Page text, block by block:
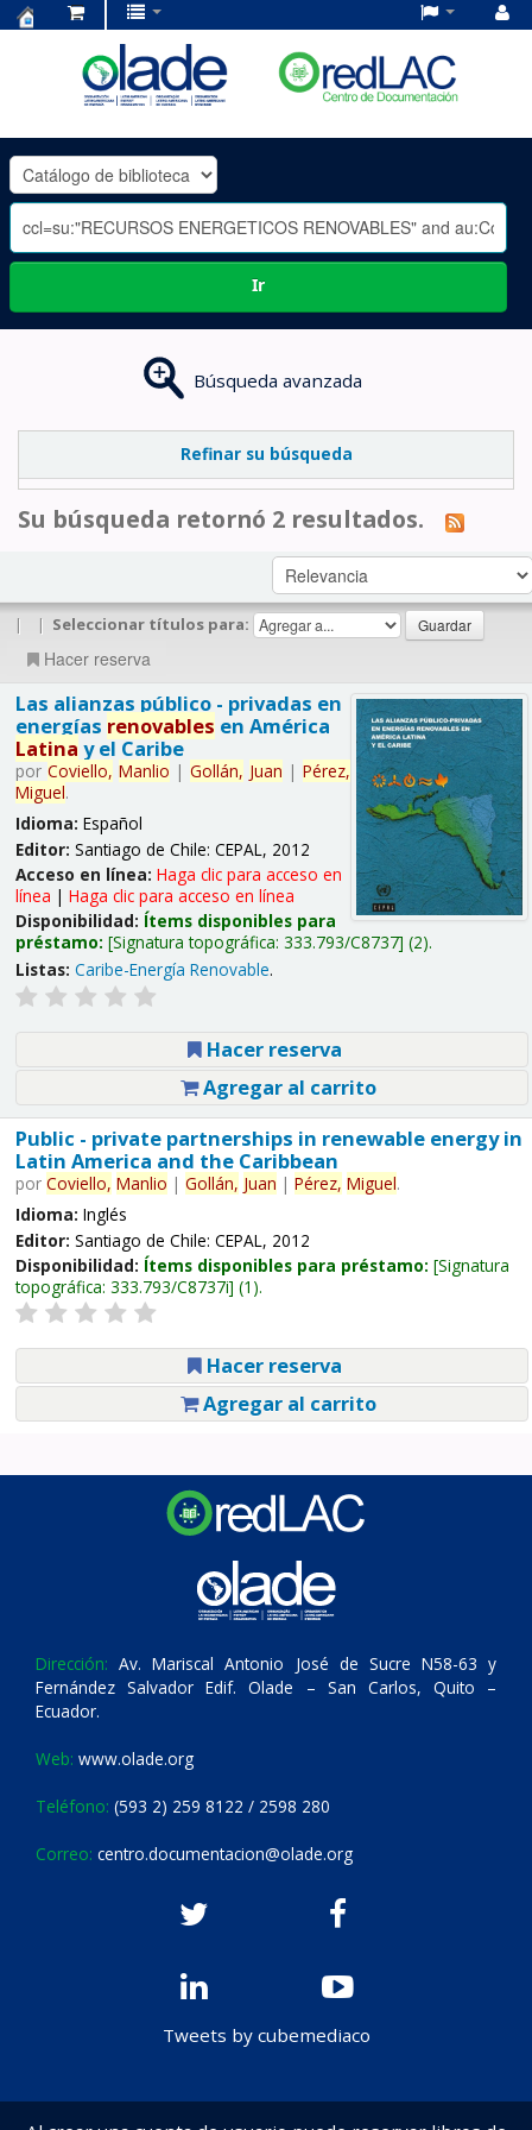
OLADE
-
Ir
Búsqueda avanzada
Refinar su búsqueda
Su búsqueda retornó 2 resultados.
| | Seleccionar títulos para:
Hacer reserva
Las alianzas público - privadas en
energías renovables en América
Latina y el Caribe
por Coviello, Manlio | Gollán, Juan | Pérez,
Miguel.
Idioma: Español
Editor: Santiago de Chile: CEPAL, 2012
Acceso en línea: Haga clic para acceso en
línea | Haga clic para acceso en línea
Disponibilidad: Ítems disponibles para
préstamo: Signatura topográfica: 333.793/C8737 (2).
Listas: Caribe-Energía Renovable.
Hacer reserva
Agregar al carrito
Public - private partnerships in renewable energy in
Latin America and the Caribbean
por Coviello, Manlio | Gollán, Juan | Pérez, Miguel.
Idioma: Inglés
Editor: Santiago de Chile: CEPAL, 2012
Disponibilidad: Ítems disponibles para préstamo: Signatura
topográfica: 333.793/C8737i (1).
Hacer reserva
Agregar al carrito
Dirección: Av. Mariscal Antonio José de Sucre N58-63 y
Fernández Salvador Edif. Olade – San Carlos, Quito –
Ecuador.
Web: www.olade.org
Teléfono: (593 2) 259 8122 / 2598 280
Correo: centro.documentacion@olade.org
Tweets by cubemediaco